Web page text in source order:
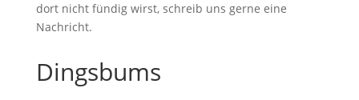
dort nicht fündig wirst, schreib uns gerne eine
Nachricht.
Dingsbums